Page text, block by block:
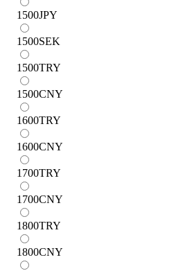
1500JPY
1500SEK
1500TRY
1500CNY
1600TRY
1600CNY
1700TRY
1700CNY
1800TRY
1800CNY